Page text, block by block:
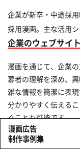
漫画広告
制作事例集
企業が新卒・中途採
採用漫画。主な活用シ
企業のウェブサイ
漫画を通じて、企業
募者の理解を深め、
雑な情報を簡潔に表
分かりやすく伝える
ぐことも可能です。